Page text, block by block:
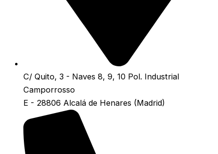
C/ Quito, 3 - Naves 8, 9, 10 Pol. Industrial
Camporrosso
E - 28806 Alcalá de Henares (Madrid)